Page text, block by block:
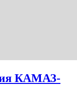
КАМАЗ-